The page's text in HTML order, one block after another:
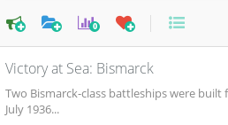
0
Victory at Sea: Bismarck
Two Bismarck-class battleships were
July 1936...